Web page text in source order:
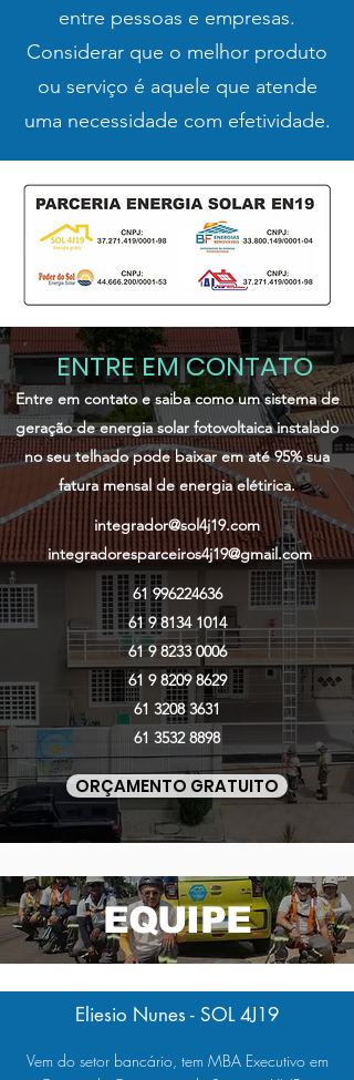
entre pessoas e empresas.
Considerar que o melhor produto
ou serviço é aquele que atende
uma necessidade com efetividade.
ENTRE EM CONTATO
Entre em contato e saiba como um sistema de
geração de energia solar fotovoltaica instalado
no seu telhado pode baixar em até 95% sua
fatura mensal de energia elétirica.
integrador@sol4j19.com
integradoresparceiros4j19@gmail.com
61 996224636
61 9 8134 1014
61 9 8233 0006
61 9 8209 8629
61 3208 3631
61 3532 8898
ORÇAMENTO GRATUITO
EQUIPE
Eliesio Nunes - SOL 4J19
Vem do setor bancário, tem MBA Executivo em